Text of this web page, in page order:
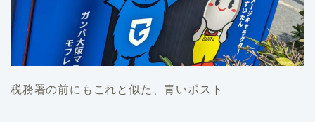
税務署の前にもこれと似た、青いポスト